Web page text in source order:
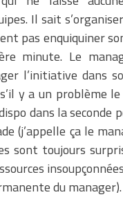
Il sait
pas enquiquiner
minute. Le
l’initiative dans
y a un problème
dans la seconde
(j’appelle ça le
sont toujours
du manager).